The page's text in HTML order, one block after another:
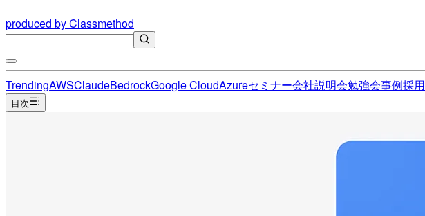
produced by Classmethod
TrendingAWSClaudeBedrockGoogle CloudAzureセミナー会社説明会勉強会事例採用
目次